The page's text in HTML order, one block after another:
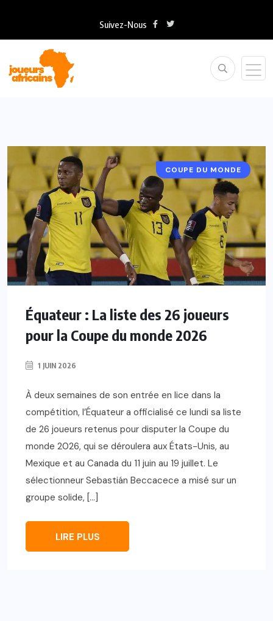
Suivez-Nous
COUPE DU MONDE
Équateur : La liste des 26 joueurs
pour la Coupe du monde 2026
1 JUIN 2026
À deux semaines de son entrée en lice dans la
compétition, l’Équateur a officialisé ce lundi sa liste
de 26 joueurs retenus pour disputer la Coupe du
monde 2026, qui se déroulera aux États-Unis, au
Mexique et au Canada du 11 juin au 19 juillet. Le
sélectionneur Sebastián Beccacece a misé sur un
groupe solide, […]
LIRE PLUS